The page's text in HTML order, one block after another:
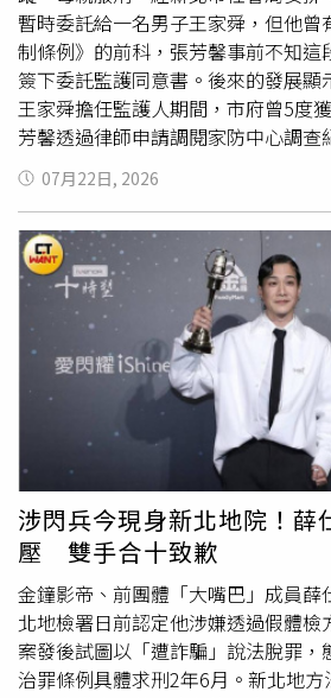
會局根本不用考慮她這個母親是否失
的監督。張芳馨強調，社會局應該幫
境，而不是緊盯受刑人，既然她還是
被剝奪親權，想查詢孩子的資料仍具
辯，張芳馨要調取的資料包括小孩怎
的評估，攸關未成年子女隱私，應
親權行使的名義侵犯隱私。社會局
滿18歲，兒子差不多上國中了，準備
們，都反對媽媽調閱檔案，法官做出
到庭表示意見。法官指出，張芳馨
去家庭生活，並不是因為對小孩做了
蹤，父母哥哥已不在人世，弟弟住國
家人可以伸出援手，家長職責只能
將監護權委託給王家舜。合議庭認為
的最佳利益，想確認孩子在王家舜那
待在一個適合安全成長的環境，社會
務照顧保護張芳馨的子女，也有責任
台北高等行政法院判准張芳馨調取子
告。（圖／侯世駿攝）北高行表示，
得知子女近況，社會局更應該幫她善
申請複製本案文件具有正當理由，因
服務紀錄、評估報告、兒少事件通報
錄、社工與教師談話記錄、社工探監
錄。新北市社會局回應，社工個案紀
暫時委託給一名男子王家舜，但他曾
制條例》的前科，張芳馨事前不知這
簽下委託監護同意書。後來的發展顯
王家舜擔任監護人期間，市府曾5度
芳馨透過律師申請調閱家防中心調查
資料時，社會局卻不願提供，對於
鬆口說出自己的遭遇，還告訴法院
提供協助，法官在判決書上重批社會
責協助媽媽及早發現孩子受虐。本刊
身分，收一名未成年的林姓女子當
雙入對，還上旅館開房間，發生婚外
女子以及她母親提告求償50萬，判賠
官司回擊，告元配傳簡訊恐嚇，法
還告王家舜拍下兩人發生性行為的畫
18歲，法院以《兒童及少年性交易防
刑3年。張芳馨對王家舜其實不熟，
顧小孩，只知道丈夫失蹤前，曾帶小
局協調，才決定將監護權委託給他，
前科，而且是觸犯兒少條例，似乎不
在2025年3月廢止委託監護，另外安
間，社會局解釋為何拒給文件，因為
括小孩怎麼安排生活、社工的處遇評
私，應取得小孩同意，不可藉由親權
社會局主張，社工在本案開完準備庭
07月22日, 2026
涉閃兵今現身新北地院！薛
壓 雙手合十致歉
金鐘影帝、前團體「大嘴巴」成員薛
北地檢署日前認定他涉嫌透過假體檢
案發後試圖以「遭詐騙」說法脫罪，
治罪條例具體求刑2年6月。新北地